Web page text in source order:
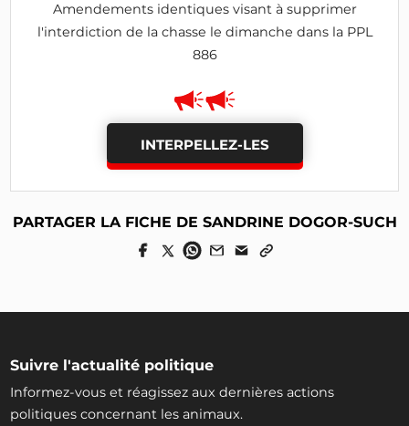
Amendements identiques visant à supprimer
l'interdiction de la chasse le dimanche dans la PPL
886
INTERPELLEZ-LES
PARTAGER LA FICHE DE SANDRINE DOGOR-SUCH
Suivre l'actualité politique
Informez-vous et réagissez aux dernières actions
politiques concernant les animaux.